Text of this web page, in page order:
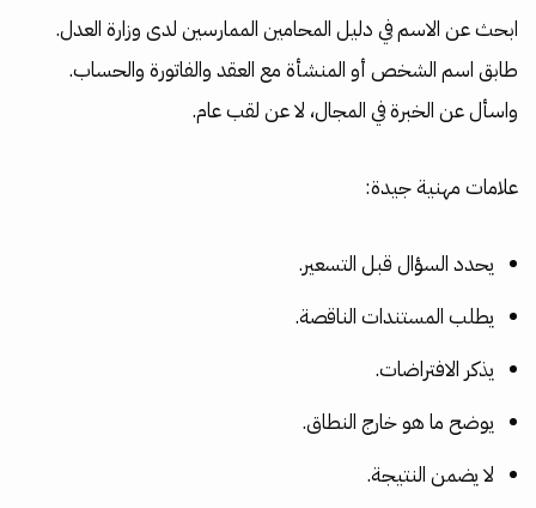
ابحث عن الاسم في دليل المحامين الممارسين لدى وزارة العدل.
طابق اسم الشخص أو المنشأة مع العقد والفاتورة والحساب.
واسأل عن الخبرة في المجال، لا عن لقب عام.
علامات مهنية جيدة:
يحدد السؤال قبل التسعير.
يطلب المستندات الناقصة.
يذكر الافتراضات.
يوضح ما هو خارج النطاق.
لا يضمن النتيجة.